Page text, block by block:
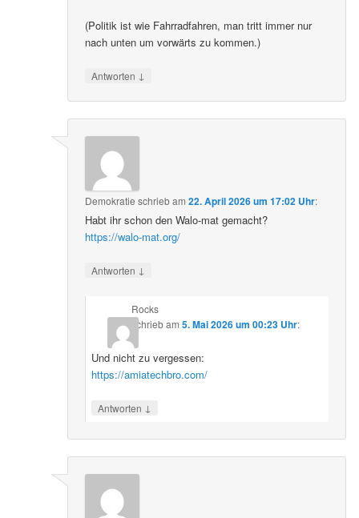
(Politik ist wie Fahrradfahren, man tritt immer nur
nach unten um vorwärts zu kommen.)
Antworten ↓
Demokratie schriebam22. April 2026 um 17:02 Uhr:
Habt ihr schon den Walo-mat gemacht?
https://walo-mat.org/
Antworten ↓
Rocks
schriebam 5. Mai 2026 um 00:23 Uhr:
Und nicht zu vergessen:
https://amiatechbro.com/
Antworten ↓